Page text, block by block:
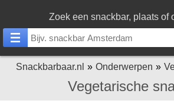
Zoek een snackbar, plaats of
Snackbarbaar.nl Onderwerpen
Vegetarische